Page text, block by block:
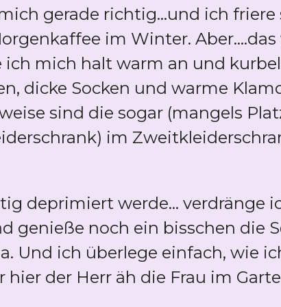
gerade richtig...und ich friere
im Winter.
ich mich halt warm an und
dicke Socken und warme
sind die sogar (mangels
im
deprimiert werde... verdränge
genieße noch ein bisschen die
Und ich überlege einfach, wie
der Herr äh die Frau im